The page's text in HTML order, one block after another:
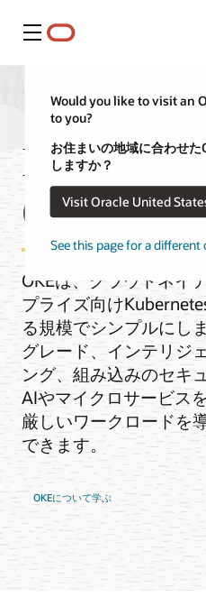
メニュー
Would you like to visit an
to you?
お住まいの地域に合わせ
しますか？
Visit Oracle United
See this page for a
(OKE)
OKEは、クラウドネイ
プライズ向け
る規模でシンプルにし
グレード、インテリジ
ング、組み込みのセキ
AIやマイクロサービス
厳しいワークロードを
できます。
OKEについて学ぶ